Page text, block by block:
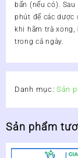
bẩn (nếu có).
phút để các dược
khi hãm trà xong,
trong cả ngày.
Danh mục: Sản
Sản phẩm